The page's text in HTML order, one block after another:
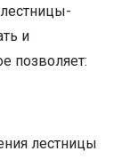
и
позволяет:
лестницы